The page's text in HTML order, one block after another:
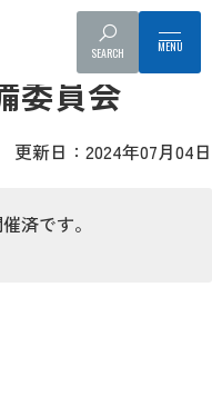
SEARCH
委員会
更新日：2024年07月04日
済です。